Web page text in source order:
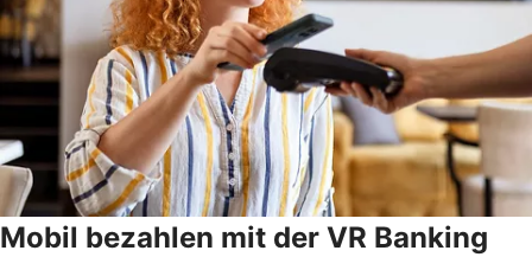
Mobil bezahlen mit der VR Banking